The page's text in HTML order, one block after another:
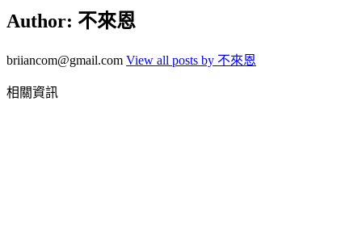
Author: 不來恩
briiancom@gmail.com View all posts by 不來恩
相關資訊